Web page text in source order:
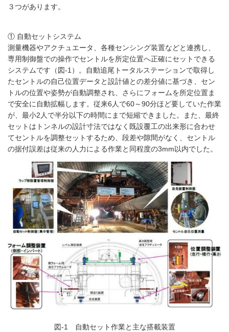
３つがあります。
① 自動セットシステム
測量機器やアクチュエータ、各種センシング装置などと連携し、
専用制御盤での操作でセントルを所定位置へ正確にセットできる
システムです（図-1）。自動追尾トータルステーションで取得し
たセントルの自己位置データと設計値との差分値に基づき、セン
トルの位置や姿勢が自動調整され、さらにフォームを所定位置ま
で安全に自動拡幅します。従来6人で60～90分ほど要していた作業
が、最小2人で半分以下の時間にまで短縮できました。また、最終
セットはトンネルの設計寸法ではなく既設覆工の出来形に合わせ
てセントルを調整セットするため、段差や隙間がなく、セントル
の据付誤差は従来の人力による作業と同程度の3mm以内でした。
図-1 自動セット作業と主な搭載装置